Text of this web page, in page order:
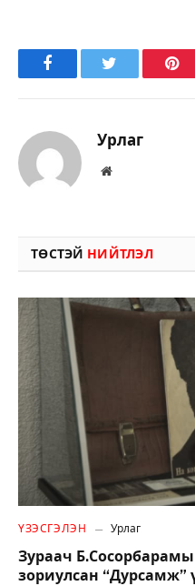
FacebookTwitter
Урлаг
Вэбсайт
ТӨСТЭЙ НИЙТЛЭЛ
ҮЗЭСГЭЛЭН Урлаг
Зураач
зориулсан “Дурсамж”